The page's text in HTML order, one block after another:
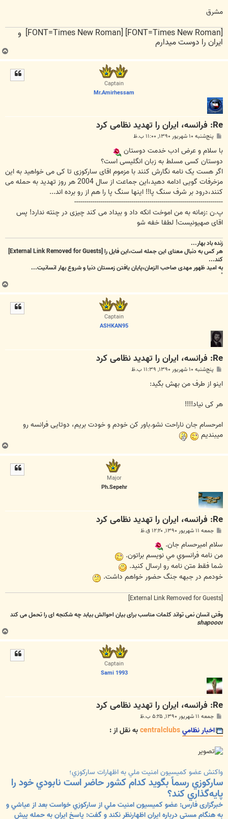
مشرق
[FONT=Times New Roman] [FONT=Times New Roman] و
ایران را دوست میدارم
ب
ا
Captain
Mr.Amirhessam
Re: فرانسه، ایران را تهدید نظامی کرد
پ
ت
پنج‌شنبه ۱۰ شهریور ۱۳۹۰, ۱۱:۰۰ ب.ظ
با سلام و عرض ادب خدمت دوستان
دوستان کسی مسلط به زبان انگلیسی است؟
اگر هست یک نامه نگارش کنند با مزموم اقای سارکوزی تا کی می خواهید به این
مزخرفات گویی ادامه دهید،این جماعت از سال 2004 هر روز تهدید به حمله می
کنند،درود بر شرف سنگ پا!! اینها سنگ پا را هم از رو برده اند...
-------------------------------------------------------------------------
پ.ن :زمانه به من اموخت انکه داد و بیداد می کند چیزی در چنته ندارد! پس
اقای صهیونیست! لطفا خفه شو
زنده باد بهار...
هر کس به دنبال معنای این جمله است،این فایل را[External Link Removed for Guests]
کند...
به امید ظهور مهدی صاحب الزمان،پایان یافتن زمستان دنیا و شروع بهار انسانیت...
ب
ا
Captain
ASHKAN95
Re: فرانسه، ایران را تهدید نظامی کرد
پ
ت
پنج‌شنبه ۱۰ شهریور ۱۳۹۰, ۱۱:۳۹ ب.ظ
اینو از طرف من بهش بگید:
هر کی نیاد!!!!
امرحسام جان ناراحت نشو.باور کن خودم و خودت بریم، دوتایی فرانسه رو
میبندیم
ب
ا
Major
Ph.Sepehr
Re: فرانسه، ایران را تهدید نظامی کرد
پ
ت
جمعه ۱۱ شهریور ۱۳۹۰, ۱۲:۲۰ ق.ظ
سلام اميرحسام جان.
من نامه فرانسوي مي نويسم براتون.
شما فقط متن نامه رو ارسال كنيد.
خودمم در جبهه جنگ حضور خواهم داشت.
وقتی انسان نمی تواند کلمات مناسب برای بیان احوالش بیابد چه شکنجه ای را تحمل می کند
shapooor
ب
ا
Captain
Sami 1993
Re: فرانسه، ایران را تهدید نظامی کرد
پ
ت
جمعه ۱۱ شهریور ۱۳۹۰, ۵:۲۵ ب.ظ
اخبار نظامي centralclubsبه نقل از :
واكنش عضو كميسيون امنيت ملي به اظهارات ساركوزي؛
ساركوزي رسماً بگويد كدام كشور حاضر است نابودي خود را
پايه‌گذاري كند؟
خبرگزاری فارس: عضو كميسيون امنيت ملي از ساركوزي خواست بعد از عياشي و
به هنگام مستي درباره ايران اظهارنظر نكند و گفت: پاسخ ايران به حمله پيش